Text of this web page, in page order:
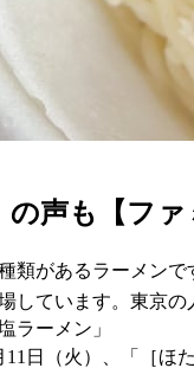
の声も【フ
類があるラーメン
しています。東京
ラーメン」
日（火）、「［ほ